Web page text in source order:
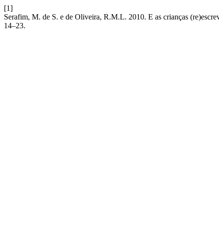
[1]
Serafim, M. de S. e de Oliveira, R.M.L. 2010. E as crianças
14–23.